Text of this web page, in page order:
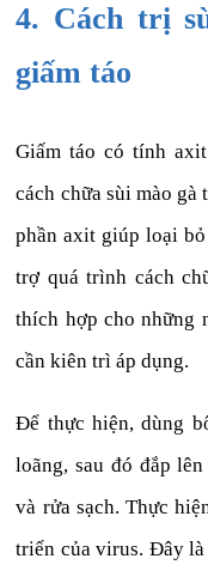
4. Cách trị
giấm táo
Giấm táo có tính
cách chữa sùi mào gà
phần axit giúp loại
trợ quá trình cách
thích hợp cho những
cần kiên trì áp dụng.
Để thực hiện, dùng
loãng, sau đó đắp
và rửa sạch. Thực
triển của virus. Đây